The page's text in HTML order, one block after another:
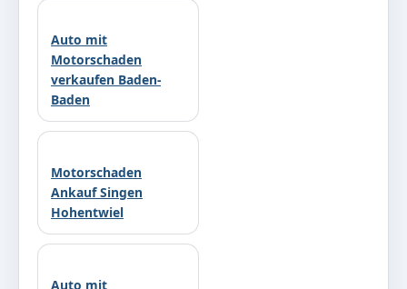
Auto mit
Motorschaden
verkaufen Baden-
Baden
Motorschaden
Ankauf Singen
Hohentwiel
Auto mit